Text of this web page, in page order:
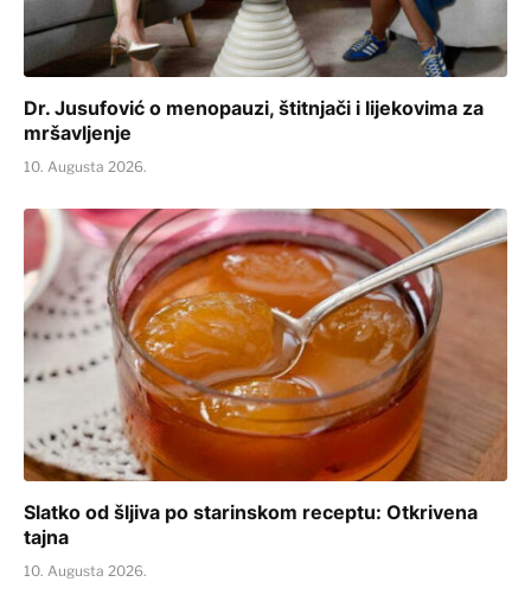
Dr. Jusufović o menopauzi, štitnjači i lijekovima za
mršavljenje
10. Augusta 2026.
Slatko od šljiva po starinskom receptu: Otkrivena
tajna
10. Augusta 2026.